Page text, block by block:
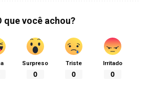
que você achou?
Surpreso
0
Triste
0
Irritado
0